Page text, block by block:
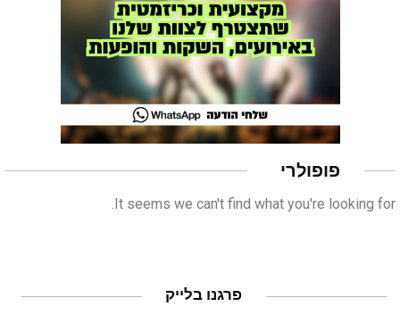
פופולרי
It seems we can't find what you're looking for.
פרגנו בלייק